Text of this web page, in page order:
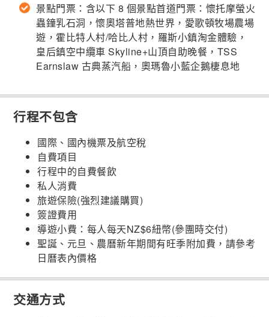
景點門票：含以下 8 個景點首道門票：懷托摩螢火
蟲鐘乳石洞，懷奧塔普地熱世界，愛歌頓牧場農場
遊，霍比特人村/哈比人村，羅斯小鎮淘金體驗，
皇后鎮空中纜車 Skyline+山頂自助晚餐，TSS
Earnslaw 古典蒸汽船，奧瑪魯小藍企鵝棲息地
行程不包含
國際、國內機票及航空稅
自費項目
行程中的自費餐飲
私人消費
旅遊保險(強烈建議購買)
簽證費用
導遊小費：每人每天NZ$6紐幣(參團時交付)
聖誕、元旦、農曆新年期間有旺季附加費，請參考
日曆表內價格
交通方式